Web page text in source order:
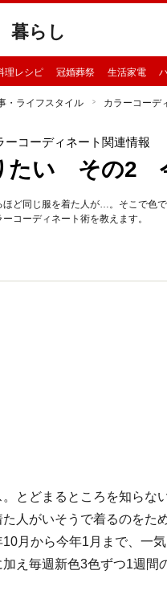
暮らし
理レシピ 冠婚葬祭 生活家電
・ライフスタイル カラーコーデ
ーコーディネート関連情報
たい その2
ど同じ服を着た人が…。そこで色
コーディネート術を教えます。
。とどまるところを知らな
人がいそうで着るのをた
月から今年1月まで、一
え毎週新色3色ずつ1週